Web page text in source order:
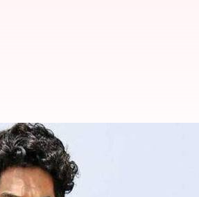
पर बनेगी फिल्म,